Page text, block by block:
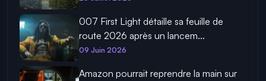
007 First Light détaille sa feuille de
route 2026 après un lancem...
09 Juin 2026
Amazon pourrait reprendre la main sur